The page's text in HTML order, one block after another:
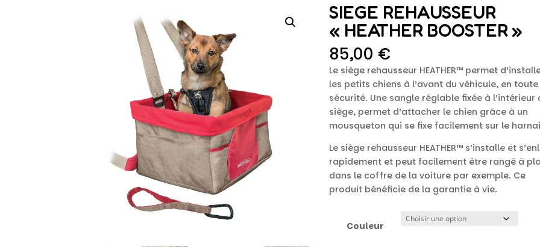
SIEGE REHAUSSEUR
« HEATHER BOOSTER »
85,00 €
Le siège rehausseur HEATHER™ permet
les petits chiens à l’avant du véhicule, en toute
sécurité. Une sangle réglable fixée à l’intérieur
siège, permet d’attacher le chien grâce à un
mousqueton qui se fixe facilement sur le
Le siège rehausseur HEATHER™ s’installe et
rapidement et peut facilement être rangé à
dans le coffre de la voiture par exemple. Ce
produit bénéficie de la garantie à vie.
Couleur